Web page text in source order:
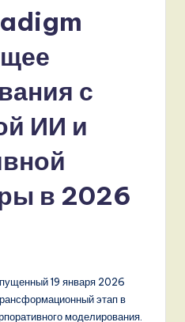
с
ИИ и
в 2026
19 января 2026
этап в
моделирования.